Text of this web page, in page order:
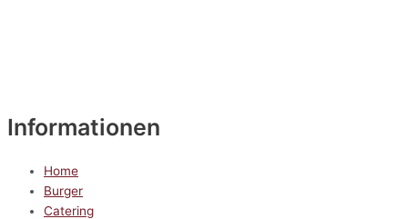
Informationen
Home
Burger
Catering